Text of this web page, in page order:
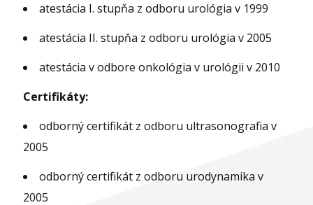
atestácia I. stupňa z odboru urológia v 1999
atestácia II. stupňa z odboru urológia v 2005
atestácia v odbore onkológia v urológii v 2010
Certifikáty:
odborný certifikát z odboru ultrasonografia v
2005
odborný certifikát z odboru urodynamika v
2005